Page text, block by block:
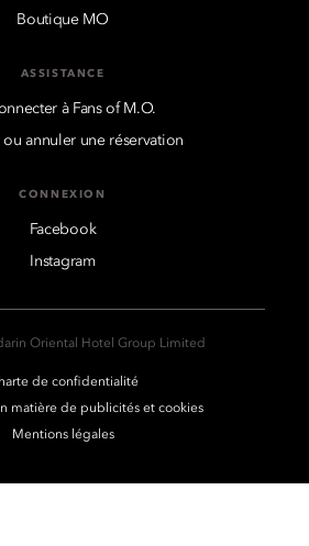
Boutique MO
ASSISTANCE
à Fans of M.O.
annuler une réservation
CONNEXION
Facebook
Instagram
Oriental Hotel Group Limited
de confidentialité
matière de publicités et cookies
Mentions légales